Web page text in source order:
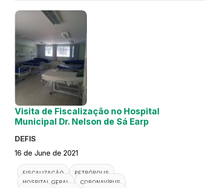
Visita de Fiscalização no Hospital
Municipal Dr. Nelson de Sá Earp
DEFIS
16 de June de 2021
FISCALIZAÇÃO
PETRÓPOLIS
HOSPITAL GERAL
CORONAVÍRUS